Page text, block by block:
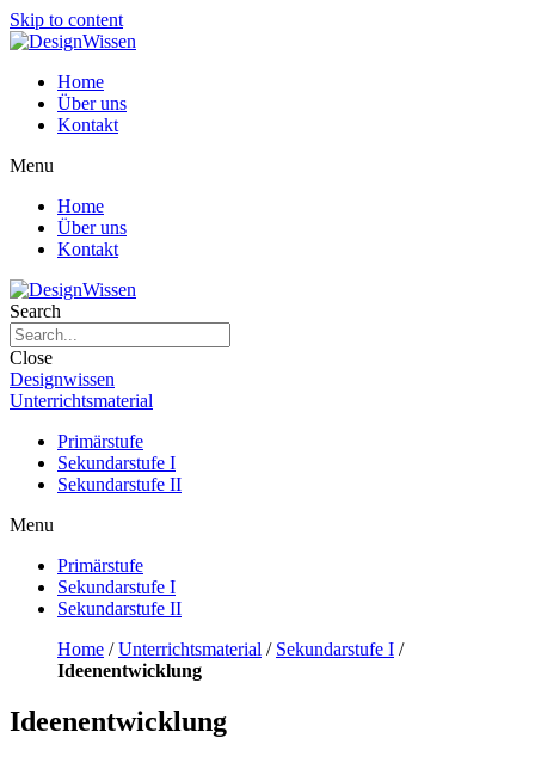
Skip to content
Home
Über uns
Kontakt
Menu
Home
Über uns
Kontakt
Search
Close
Designwissen
Unterrichtsmaterial
Primärstufe
Sekundarstufe I
Sekundarstufe II
Menu
Primärstufe
Sekundarstufe I
Sekundarstufe II
Home /Unterrichtsmaterial / Sekundarstufe I /
Ideenentwicklung
Ideenentwicklung